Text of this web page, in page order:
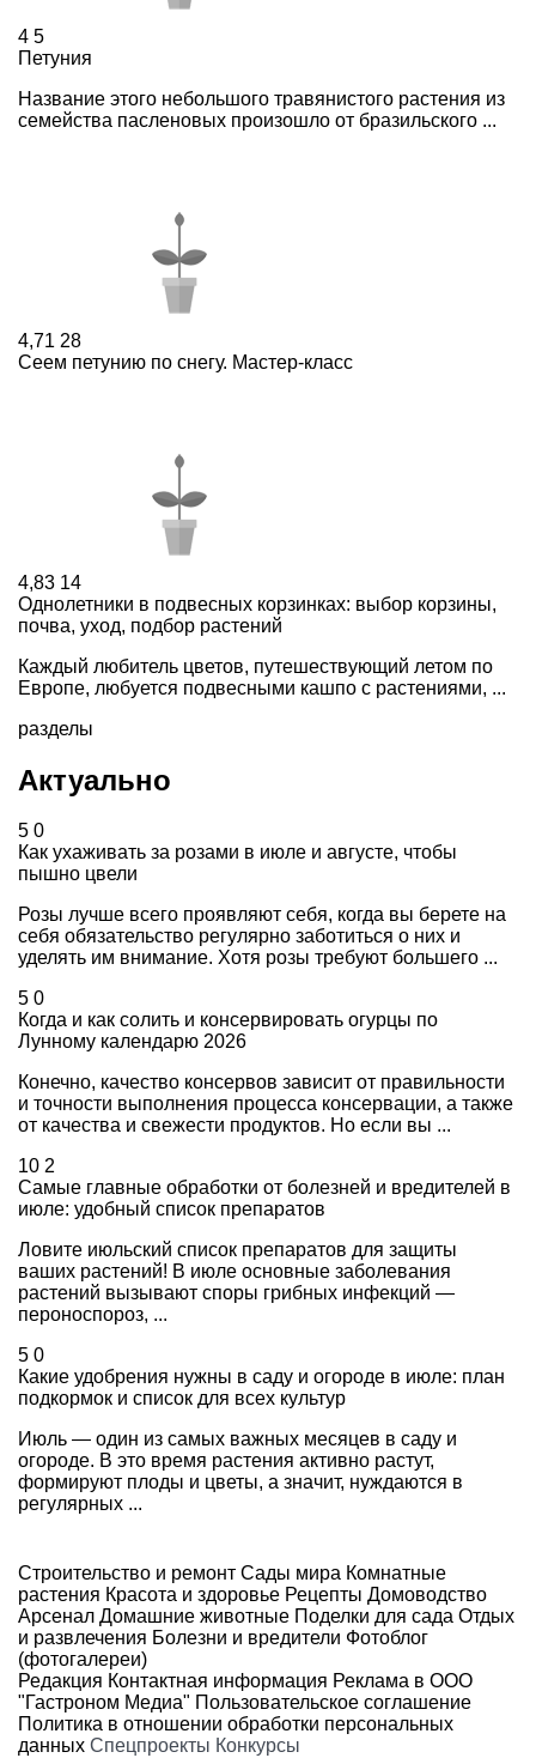
4 5
Петуния
Название этого небольшого травянистого растения из
семейства пасленовых произошло от бразильского ...
4,71 28
Сеем петунию по снегу. Мастер-класс
4,83 14
Однолетники в подвесных корзинках: выбор корзины,
почва, уход, подбор растений
Каждый любитель цветов, путешествующий летом по
Европе, любуется подвесными кашпо с растениями, ...
разделы
Актуально
5 0
Как ухаживать за розами в июле и августе, чтобы
пышно цвели
Розы лучше всего проявляют себя, когда вы берете на
себя обязательство регулярно заботиться о них и
уделять им внимание. Хотя розы требуют большего ...
5 0
Когда и как солить и консервировать огурцы по
Лунному календарю 2026
Конечно, качество консервов зависит от правильности
и точности выполнения процесса консервации, а также
от качества и свежести продуктов. Но если вы ...
10 2
Самые главные обработки от болезней и вредителей в
июле: удобный список препаратов
Ловите июльский список препаратов для защиты
ваших растений! В июле основные заболевания
растений вызывают споры грибных инфекций —
пероноспороз, ...
5 0
Какие удобрения нужны в саду и огороде в июле: план
подкормок и список для всех культур
Июль — один из самых важных месяцев в саду и
огороде. В это время растения активно растут,
формируют плоды и цветы, а значит, нуждаются в
регулярных ...
Строительство и ремонт Сады мира Комнатные
растения Красота и здоровье Рецепты Домоводство
Арсенал Домашние животные Поделки для сада Отдых
и развлечения Болезни и вредители Фотоблог
(фотогалереи)
Редакция Контактная информация Реклама в ООО
"Гастроном Медиа" Пользовательское соглашение
Политика в отношении обработки персональных
данных Спецпроекты Конкурсы